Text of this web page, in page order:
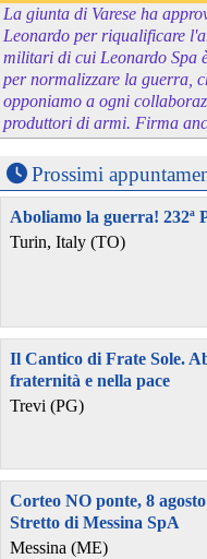
La giunta di Varese ha
Leonardo per riqualificare
militari di cui Leonardo Spa
per normalizzare la guerra,
opponiamo a ogni
produttori di armi. Firma
Prossimi
Aboliamo la guerra! 232ª
Turin, Italy (TO)
Il Cantico di Frate Sole.
fraternità e nella pace
Trevi (PG)
Corteo NO ponte, 8
Stretto di Messina SpA
Messina (ME)